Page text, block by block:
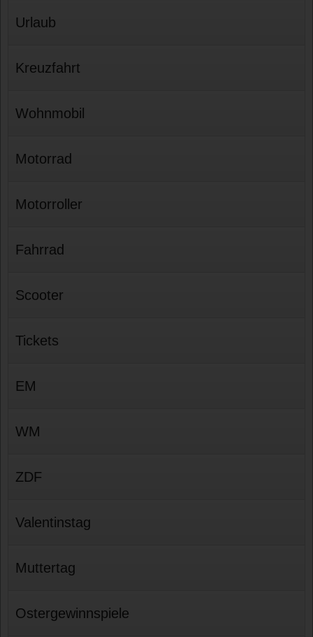
Urlaub
Kreuzfahrt
Wohnmobil
Motorrad
Motorroller
Fahrrad
Scooter
Tickets
EM
WM
ZDF
Valentinstag
Muttertag
Ostergewinnspiele